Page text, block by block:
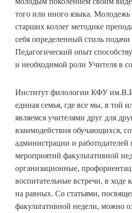
того или иного языка. Молодежь
старших коллег методике
себя определенный стиль подачи
Педагогический опыт
и необходимой роли Учителя в
Институт филологии КФУ
единая семья, где все мы, в той
являемся учителями друг для
взаимодействия обучающихся,
администрации и работодателей
мероприятий факультативной
организационные,
воспитательные встречи, в ходе
на равных. Со статьями,
факультативной недели, можно